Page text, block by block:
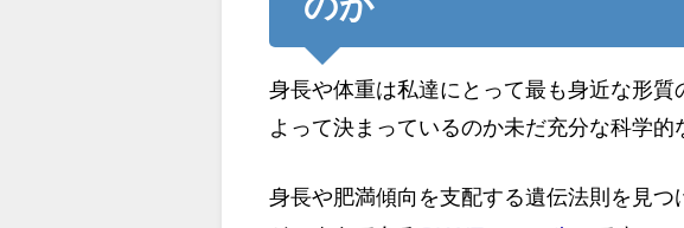
身長や体重は私達にとって最も身近な形
よって決まっているのか未だ充分な科学的
身長や肥満傾向を支配する遺伝法則を見